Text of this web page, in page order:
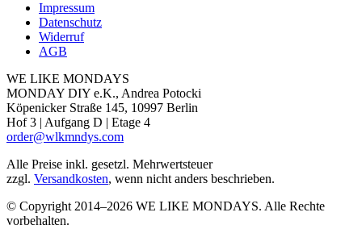
Impressum
Datenschutz
Widerruf
AGB
WE LIKE MONDAYS
MONDAY DIY e.K., Andrea Potocki
Köpenicker Straße 145, 10997 Berlin
Hof 3 | Aufgang D | Etage 4
order@wlkmndys.com
Alle Preise inkl. gesetzl. Mehrwertsteuer
zzgl. Versandkosten, wenn nicht anders beschrieben.
© Copyright 2014–2026 WE LIKE MONDAYS. Alle Rechte
vorbehalten.